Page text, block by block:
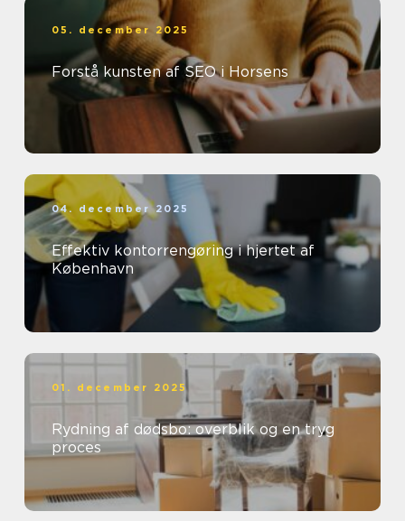
05. december 2025
Forstå kunsten af SEO i Horsens
04. december 2025
Effektiv kontorrengøring i hjertet af
København
01. december 2025
Rydning af dødsbo: overblik og en tryg
proces